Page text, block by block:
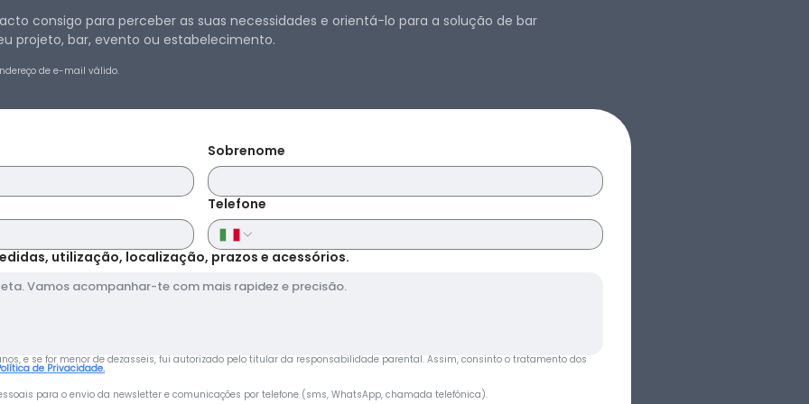
encomenda em qualquer ponto da Europa. Para
Cartão de crédito, Paypal, transferência bancária,
pagamento na entrega. Pode escolher entre
os no final da encomenda, depois de ter
entrega.
Devoluções de produtos
consigo para perceber as suas necessidades e orientá-lo para a solução de bar
projeto, bar, evento ou estabelecimento.
de e-mail válido.
Sobrenome
Telefone
utilização, localização, prazos e acessórios.
e se for menor de dezasseis, fui autorizado pelo titular da responsabilidade parental. Assim, consinto o tratamento dos
de Privacidade.
para o envio da newsletter e comunicações por telefone (sms, WhatsApp, chamada telefónica).